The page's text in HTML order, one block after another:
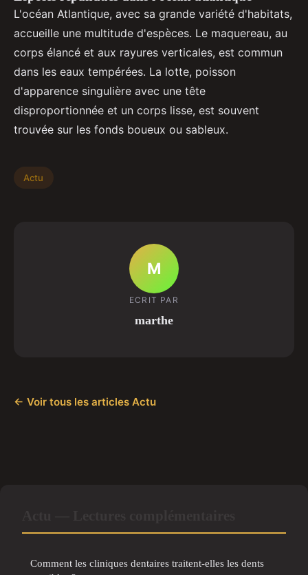
L'océan Atlantique, avec sa grande variété d'habitats,
accueille une multitude d'espèces. Le maquereau, au
corps élancé et aux rayures verticales, est commun
dans les eaux tempérées. La lotte, poisson
d'apparence singulière avec une tête
disproportionnée et un corps lisse, est souvent
trouvée sur les fonds boueux ou sableux.
Actu
M
ECRIT PAR
marthe
← Voir tous les articles Actu
Comment les cliniques dentaires traitent-elles les dents